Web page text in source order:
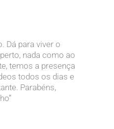
Dá para viver o
nada como ao
temos a presença
todos os dias e
Parabéns,